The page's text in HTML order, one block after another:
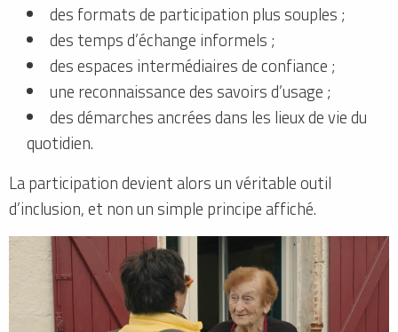
des formats de participation plus souples ;
des temps d’échange informels ;
des espaces intermédiaires de confiance ;
une reconnaissance des savoirs d’usage ;
des démarches ancrées dans les lieux de vie du
quotidien.
La participation devient alors un véritable outil
d’inclusion, et non un simple principe affiché.